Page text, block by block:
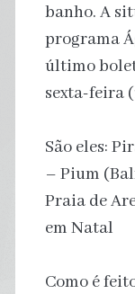
banho. A
programa
último
sexta-feira
São eles:
– Pium
Praia de
em Natal
Como é